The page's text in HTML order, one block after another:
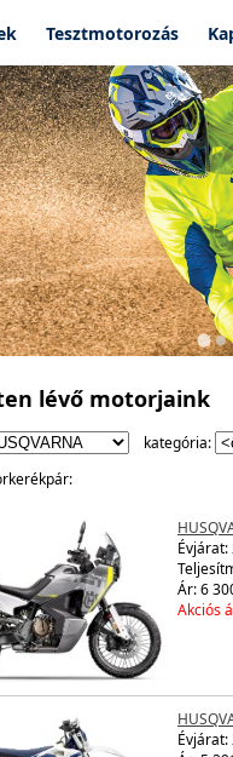
Tesztmotorozás
lévő motorjaink
kategória:
Évjárat:
Ár: 6
Akciós
Évjárat: